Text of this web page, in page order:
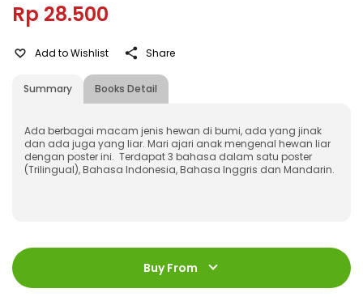
Rp 28.500
Summary Books Detail
Add to Wishlist Share
Ada berbagai macam jenis hewan di bumi, ada yang jinak
dan ada juga yang liar. Mari ajari anak mengenal hewan liar
dengan poster ini. Terdapat 3 bahasa dalam satu poster
(Trilingual), Bahasa Indonesia, Bahasa Inggris dan Mandarin.
ISBN :
531980004
1 halaman
Size
:
42 x 59,4
Buy From